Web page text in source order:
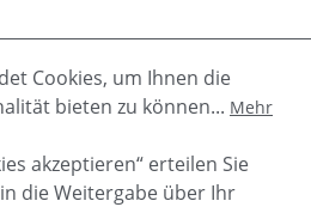
Bailey Bow Stargirl
stylishe Version
Mehr
Cookies, um Ihnen die
bieten zu können... Mehr
akzeptieren“ erteilen Sie
die Weitergabe über Ihr